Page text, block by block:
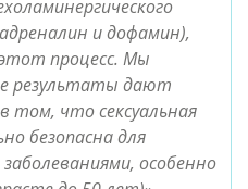
и дофамин),
процесс. Мы
результаты дают
том, что сексуальная
безопасна для
особенно